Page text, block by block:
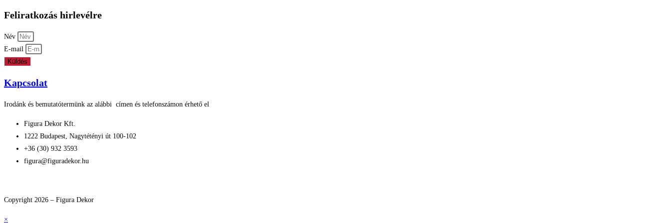
Feliratkozás hirlevélre
Név
E-mail
Küldés
Kapcsolat
Irodánk és bemutatótermünk az alábbi címen és telefonszámon érhető el
Figura Dekor Kft.
1222 Budapest, Nagytétényi út 100-102
+36 (30) 932 3593
figura@figuradekor.hu
Copyright 2026 – Figura Dekor
×